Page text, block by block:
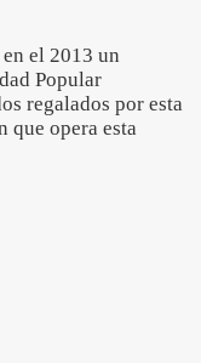
el 2013 un
Popular
regalados por esta
que opera esta